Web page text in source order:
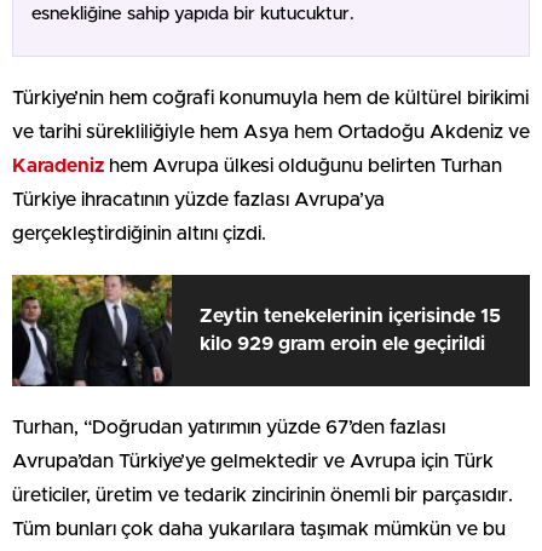
esnekliğine sahip yapıda bir kutucuktur.
Türkiye’nin hem coğrafi konumuyla hem de kültürel birikimi
ve tarihi sürekliliğiyle hem Asya hem Ortadoğu Akdeniz ve
Karadeniz hem Avrupa ülkesi olduğunu belirten Turhan
Türkiye ihracatının yüzde fazlası Avrupa’ya
gerçekleştirdiğinin altını çizdi.
Zeytin tenekelerinin içerisinde 15
kilo 929 gram eroin ele geçirildi
Turhan, “Doğrudan yatırımın yüzde 67’den fazlası
Avrupa’dan Türkiye’ye gelmektedir ve Avrupa için Türk
üreticiler, üretim ve tedarik zincirinin önemli bir parçasıdır.
Tüm bunları çok daha yukarılara taşımak mümkün ve bu